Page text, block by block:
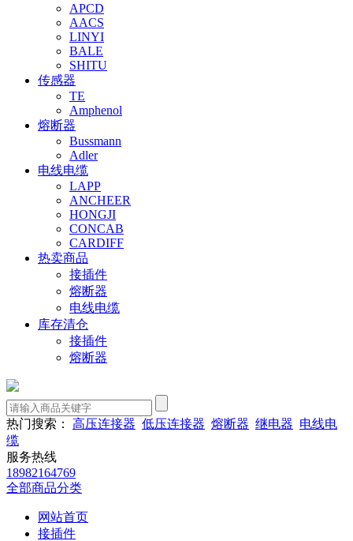
APCD
AACS
LINYI
BALE
SHITU
传感器
TE
Amphenol
熔断器
Bussmann
Adler
电线电缆
LAPP
ANCHEER
HONGJI
CONCAB
CARDIFF
热卖商品
接插件
熔断器
电线电缆
库存清仓
接插件
熔断器
热门搜索： 高压连接器 低压连接器 熔断器 继电器 电线电
缆
服务热线
18982164769
全部商品分类
网站首页
接插件